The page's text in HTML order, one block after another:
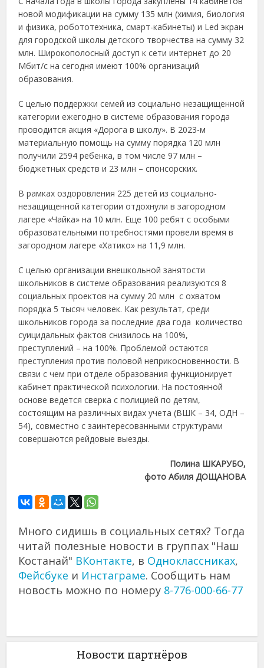
новой модификации на сумму 135 млн (химия, биология
и физика, робототехника, смарт-кабинеты) и Led экран
для городской школы детского творчества на сумму 32
млн. Широкополосный доступ к сети интернет до 20
Мбит/с на сегодня имеют 100% организаций
образования.
С целью поддержки семей из социально незащищенной
категории ежегодно в системе образования города
проводится акция «Дорога в школу». В 2023-м
материальную помощь на сумму порядка 120 млн
получили 2594 ребенка, в том числе 97 млн –
бюджетных средств и 23 млн – спонсорских.
В рамках оздоровления 225 детей из социально-
незащищенной категории отдохнули в загородном
лагере «Чайка» на 10 млн. Еще 100 ребят с особыми
образовательными потребностями провели время в
загородном лагере «Хатико» на 11,9 млн.
С целью организации внешкольной занятости
школьников в системе образования реализуются 8
социальных проектов на сумму 20 млн с охватом
порядка 5 тысяч человек. Как результат, среди
школьников города за последние два года количество
суицидальных фактов снизилось на 100%,
преступлений – на 100%. Проблемой остаются
преступления против половой неприкосновенности. В
связи с чем при отделе образования функционирует
кабинет практической психологии. На постоянной
основе ведется сверка с полицией по детям,
состоящим на различных видах учета (ВШК – 34, ОДН –
54), совместно с заинтересованными структурами
совершаются рейдовые выезды.
Полина ШКАРУБО,
фото Абиля ДОЩАНОВА
Много сидишь в социальных сетях? Тогда
читай полезные новости в группах "Наш
Костанай" ВКонтакте, в Одноклассниках,
Фейсбуке и Инстаграме. Сообщить нам
новость можно по номеру 8-776-000-66-77
Новости партнёров